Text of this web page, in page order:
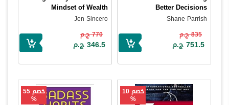
Better Decisions
Shane Parrish
835 ج.م
751.5 ج.م
Mindset of Wealth
Jen Sincero
770 ج.م
346.5 ج.م
خصم 10
%
خصم 55
%